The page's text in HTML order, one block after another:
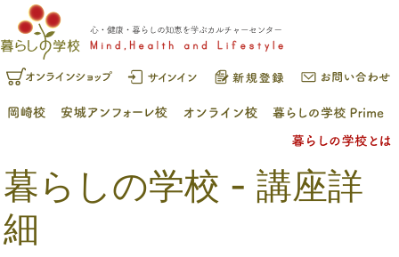
暮らしの学校 - 講座詳
細